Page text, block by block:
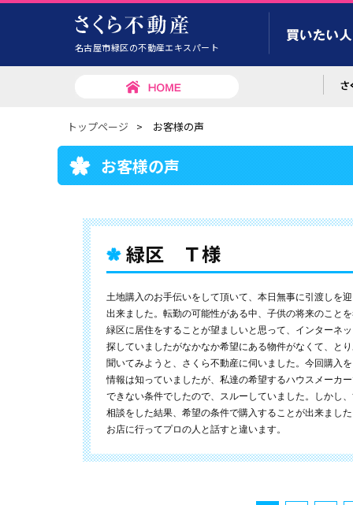
名古屋市緑区の不動産エキスパート
トップページ > お客様の声
お客様の声
緑区 Ｔ様
土地購入のお手伝いをして頂いて、本日無事に引渡しを
出来ました。転勤の可能性がある中、子供の将来のこと
緑区に居住をすることが望ましいと思って、インターネ
探していましたがなかなか希望にある物件がなくて、と
聞いてみようと、さくら不動産に伺いました。今回購入
情報は知っていましたが、私達の希望するハウスメーカ
できない条件でしたので、スルーしていました。しかし
相談をした結果、希望の条件で購入することが出来まし
お店に行ってプロの人と話すと違います。